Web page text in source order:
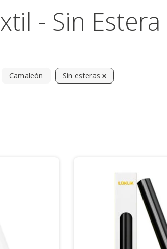
- Sin Estera
Camaleón Sin esteras